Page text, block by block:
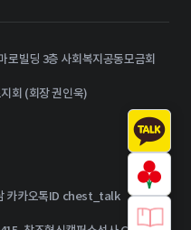
로빌딩 3층 사회복지공동모금회
회 (회장 권인욱)
카카오톡ID chest_talk